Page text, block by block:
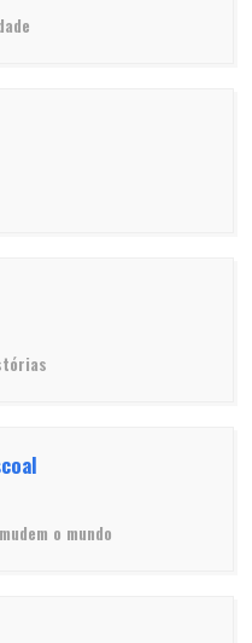
o mundo